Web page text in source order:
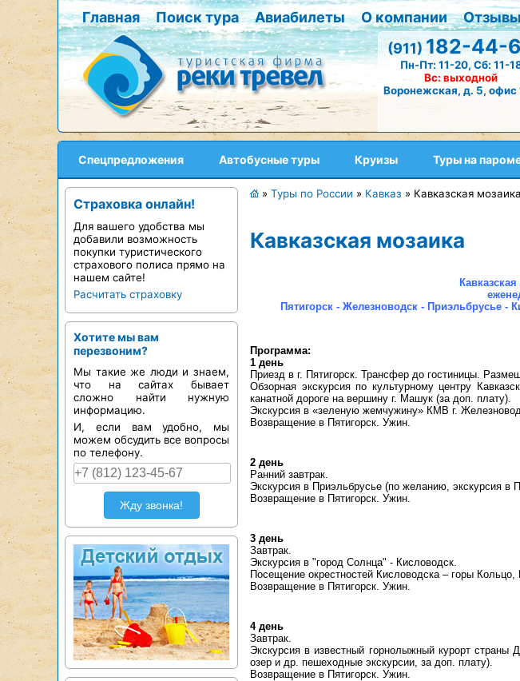
Главная Поиск тура Авиабилеты О компании
(911)182-44-
Пн-Пт: 11-20, Сб: 11-
Вс: выходной
Воронежская, д. 5, офис
Спецпредложения Автобусные туры Круизы Туры на
Страховка онлайн!
Для вашего удобства мы
добавили возможность
покупки туристического
страхового полиса прямо на
нашем сайте!
Расчитать страховку
Хотите мы вам
перезвоним?
Мы такие же люди и знаем,
что на сайтах бывает
сложно найти нужную
информацию.
И, если вам удобно, мы
можем обсудить все вопросы
по телефону.
Жду звонка!
» Туры по России » Кавказ » Кавказская мозаика
Кавказская мозаика
Пятигорск - Железноводск - Приэльбрусье
Программа:
1 день
Приезд в г. Пятигорск. Трансфер до гостиницы.
Обзорная экскурсия по культурному центру
канатной дороге на вершину г. Машук (за доп. плату).
Экскурсия в «зеленую жемчужину» КМВ г.
Возвращение в Пятигорск. Ужин.
2 день
Ранний завтрак.
Экскурсия в Приэльбрусье (по желанию, экскурсия
Возвращение в Пятигорск. Ужин.
3 день
Завтрак.
Экскурсия в "город Солнца" - Кисловодск.
Посещение окрестностей Кисловодска – горы
Возвращение в Пятигорск. Ужин.
4 день
Завтрак.
Экскурсия в известный горнолыжный курорт
озер и др. пешеходные экскурсии, за доп. плату).
Возвращение в Пятигорск. Ужин.